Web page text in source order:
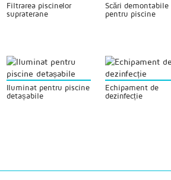
Filtrarea piscinelor
supraterane
Scări demontabile
pentru piscine
Iluminat pentru piscine
detașabile
Echipament de
dezinfecție